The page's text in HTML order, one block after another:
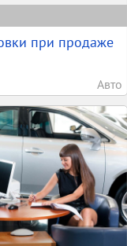
при продаже
Авто